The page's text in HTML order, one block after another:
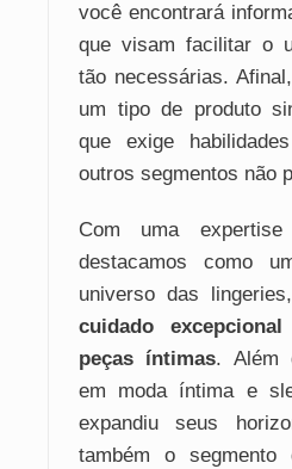
você encontrará
que visam facilitar o
tão necessárias.
um tipo de produto
que exige
outros segmentos não
Com uma
destacamos como
universo das lingeries,
cuidado
peças íntimas. Além
em moda íntima e
expandiu seus
também o segmento